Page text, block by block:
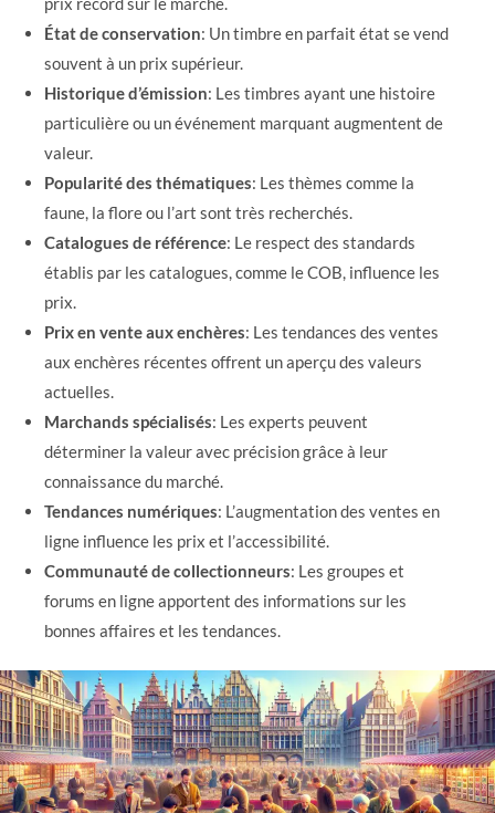
État de conservation: Un timbre en parfait état se vend
souvent à un prix supérieur.
Historique d’émission: Les timbres ayant une histoire
particulière ou un événement marquant augmentent de
valeur.
Popularité des thématiques: Les thèmes comme la
faune, la flore ou l’art sont très recherchés.
Catalogues de référence: Le respect des standards
établis par les catalogues, comme le COB, influence les
prix.
Prix en vente aux enchères: Les tendances des ventes
aux enchères récentes offrent un aperçu des valeurs
actuelles.
Marchands spécialisés: Les experts peuvent
déterminer la valeur avec précision grâce à leur
connaissance du marché.
Tendances numériques: L’augmentation des ventes en
ligne influence les prix et l’accessibilité.
Communauté de collectionneurs: Les groupes et
forums en ligne apportent des informations sur les
bonnes affaires et les tendances.